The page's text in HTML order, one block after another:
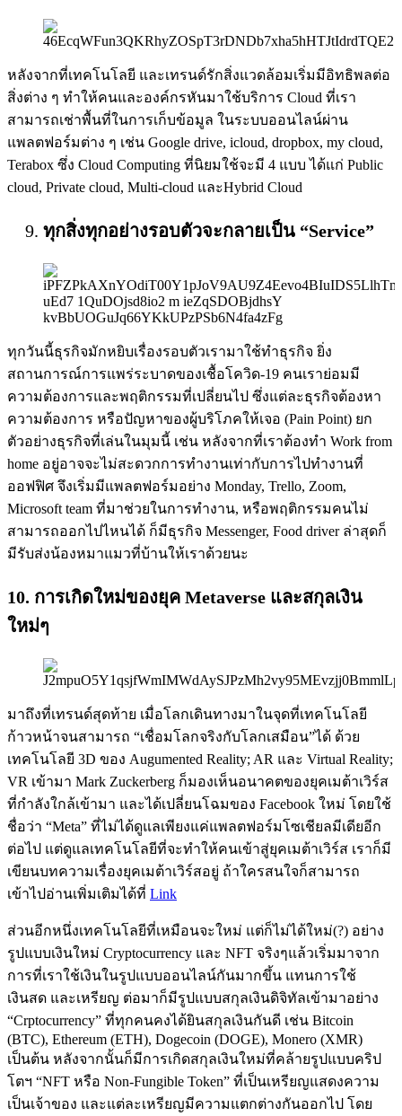
หลังจากที่เทคโนโลยี และเทรนด์รักสิ่งแวดล้อมเริ่มมีอิทธิพลต่อ
สิ่งต่าง ๆ ทำให้คนและองค์กรหันมาใช้บริการ Cloud ที่เรา
สามารถเช่าพื้นที่ในการเก็บข้อมูล ในระบบออนไลน์ผ่าน
แพลตฟอร์มต่าง ๆ เช่น Google drive, icloud, dropbox, my cloud,
Terabox ซึ่ง Cloud Computing ที่นิยมใช้จะมี 4 แบบ ได้แก่ Public
cloud, Private cloud, Multi-cloud และHybrid Cloud
ทุกสิ่งทุกอย่างรอบตัวจะกลายเป็น “Service”
ทุกวันนี้ธุรกิจมักหยิบเรื่องรอบตัวเรามาใช้ทำธุรกิจ ยิ่ง
สถานการณ์การแพร่ระบาดของเชื้อโควิด-19 คนเราย่อมมี
ความต้องการและพฤติกรรมที่เปลี่ยนไป ซึ่งแต่ละธุรกิจต้องหา
ความต้องการ หรือปัญหาของผู้บริโภคให้เจอ (Pain Point) ยก
ตัวอย่างธุรกิจที่เล่นในมุมนี้ เช่น หลังจากที่เราต้องทำ Work from
home อยู่อาจจะไม่สะดวกการทำงานเท่ากับการไปทำงานที่
ออฟฟิศ จึงเริ่มมีแพลตฟอร์มอย่าง Monday, Trello, Zoom,
Microsoft team ที่มาช่วยในการทำงาน, หรือพฤติกรรมคนไม่
สามารถออกไปไหนได้ ก็มีธุรกิจ Messenger, Food driver ล่าสุดก็
มีรับส่งน้องหมาแมวที่บ้านให้เราด้วยนะ
10. การเกิดใหม่ของยุค Metaverse และสกุลเงิน
ใหม่ๆ
มาถึงที่เทรนด์สุดท้าย เมื่อโลกเดินทางมาในจุดที่เทคโนโลยี
ก้าวหน้าจนสามารถ “เชื่อมโลกจริงกับโลกเสมือน”ได้ ด้วย
เทคโนโลยี 3D ของ Augumented Reality; AR และ Virtual Reality;
VR เข้ามา Mark Zuckerberg ก็มองเห็นอนาคตของยุคเมต้าเวิร์ส
ที่กำลังใกล้เข้ามา และได้เปลี่ยนโฉมของ Facebook ใหม่ โดยใช้
ชื่อว่า “Meta” ที่ไม่ได้ดูแลเพียงแค่แพลตฟอร์มโซเชียลมีเดียอีก
ต่อไป แต่ดูแลเทคโนโลยีที่จะทำให้คนเข้าสู่ยุคเมต้าเวิร์ส เราก็มี
เขียนบทความเรื่องยุคเมต้าเวิร์สอยู่ ถ้าใครสนใจก็สามารถ
เข้าไปอ่านเพิ่มเติมได้ที่ Link
ส่วนอีกหนึ่งเทคโนโลยีที่เหมือนจะใหม่ แต่ก็ไม่ได้ใหม่(?) อย่าง
รูปแบบเงินใหม่ Cryptocurrency และ NFT จริงๆแล้วเริ่มมาจาก
การที่เราใช้เงินในรูปแบบออนไลน์กันมากขึ้น แทนการใช้
เงินสด และเหรียญ ต่อมาก็มีรูปแบบสกุลเงินดิจิทัลเข้ามาอย่าง
“Crptocurrency” ที่ทุกคนคงได้ยินสกุลเงินกันดี เช่น Bitcoin
(BTC), Ethereum (ETH), Dogecoin (DOGE), Monero (XMR)
เป็นต้น หลังจากนั้นก็มีการเกิดสกุลเงินใหม่ที่คล้ายรูปแบบคริป
โตฯ “NFT หรือ Non-Fungible Token” ที่เป็นเหรียญแสดงความ
เป็นเจ้าของ และแต่ละเหรียญมีความแตกต่างกันออกไป โดย